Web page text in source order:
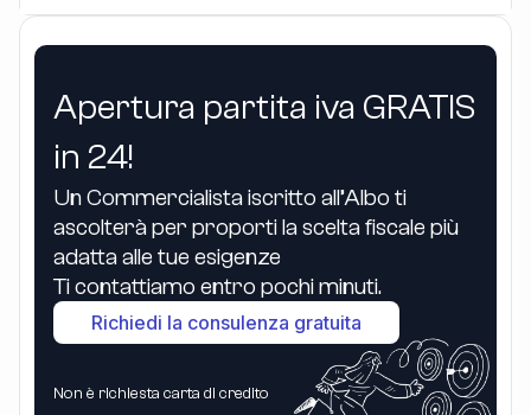
Apertura partita iva GRATIS
in 24!
Un Commercialista iscritto all’Albo ti
ascolterà per proporti la scelta fiscale più
adatta alle tue esigenze
Ti contattiamo entro pochi minuti.
Richiedi la consulenza gratuita
Non è richiesta carta di credito